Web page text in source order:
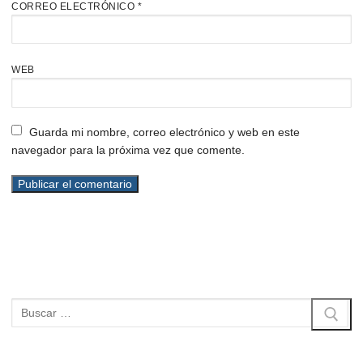
CORREO ELECTRÓNICO *
WEB
Guarda mi nombre, correo electrónico y web en este
navegador para la próxima vez que comente.
Buscar: